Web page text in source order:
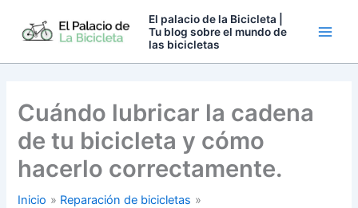
El palacio de la Bicicleta |
Tu blog sobre el mundo de
las bicicletas
Cuándo lubricar la cadena
de tu bicicleta y cómo
hacerlo correctamente.
Inicio
Reparación de bicicletas